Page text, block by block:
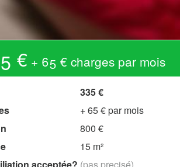
€+ 65 € charges par mois
335 €
+ 65 € par mois
800 €
15 m²
acceptée? (pas precisé)